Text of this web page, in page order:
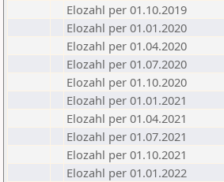
Elozahl per 01.10.2019
Elozahl per 01.01.2020
Elozahl per 01.04.2020
Elozahl per 01.07.2020
Elozahl per 01.10.2020
Elozahl per 01.01.2021
Elozahl per 01.04.2021
Elozahl per 01.07.2021
Elozahl per 01.10.2021
Elozahl per 01.01.2022